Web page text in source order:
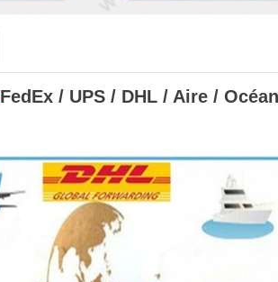
FedEx / UPS / DHL / Aire /